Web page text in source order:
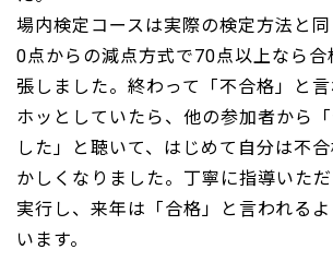
場内検定コースは実際の検定方法と
0点からの減点方式で70点以上なら合
張しました。終わって「不合格」と
ホッとしていたら、他の参加者から
した」と聴いて、はじめて自分は不
かしくなりました。丁寧に指導いた
実行し、来年は「合格」と言われる
います。